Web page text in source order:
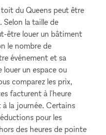
du Queens peut être
Selon la taille de
être louer un bâtiment
le nombre de
événement et sa
louer un espace ou
comparez les prix,
facturent à l'heure
la journée. Certains
pour les
des heures de pointe